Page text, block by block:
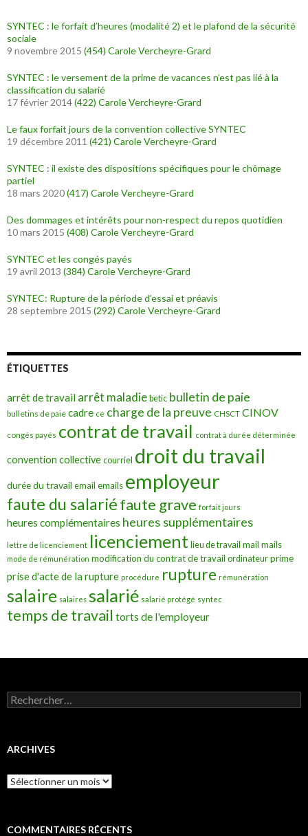
SYNTEC : le forfait d’heures (modalité 2) et le plafond de la sécurité
sociale
9 novembre 2015 (454) Carole Vercheyre-Grard
SYNTEC : le versement de la prime de vacances n’est pas lié à la
classification du salarié
17 février 2014(422) Carole Vercheyre-Grard
Le faux forfait jours de la convention collective SYNTEC
19 décembre 2011 (421) Carole Vercheyre-Grard
SYNTEC : il existe des dispositions spécifiques pour le chômage
partiel
18 mars 2020(417) Carole Vercheyre-Grard
Des dommages et intérêts pour non-respect du repos quotidien
10 mars 2015 (408) Carole Vercheyre-Grard
SYNTEC et les congés payés
19 avril 2013 (384) Carole Vercheyre-Grard
SYNTEC: Rupture de la période d’essai et préavis
28 septembre 2015 (292) Carole Vercheyre-Grard
ÉTIQUETTES
arrêt de travail arrêt maladie betic bulletin de paie
bulletins de paie cadre ce charge de la preuve CHSCT CINOV
congés payés contrat de travail contrat à durée déterminée
convention collective courriel droit du travail
durée du travail email emails employeur
faute du salariéfaute grave forfait jours
heures complémentaires heures supplémentaires
lettre de licenciement licenciement lieu de travail mail mails
mode de rémunération modification du contrat de travail ordinateur prime
prise d'acte de la rupture procédure rupture rémunération
salaire salaires salarié salarié protégé syntec
temps de travail torts de l'employeur
Rechercher :
ARCHIVES
Archives
COMMENTAIRES RÉCENTS